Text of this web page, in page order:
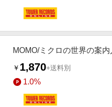
MOMO/ミクロの世界の案
￥ 1,870+送料別
1.0%